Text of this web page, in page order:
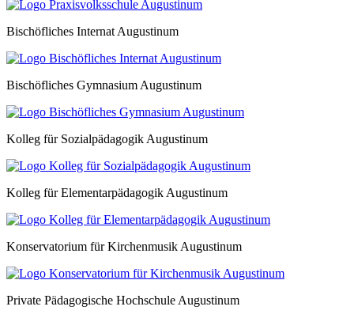
Bischöfliches Internat Augustinum
Bischöfliches Gymnasium Augustinum
Kolleg für Sozialpädagogik Augustinum
Kolleg für Elementarpädagogik Augustinum
Konservatorium für Kirchenmusik Augustinum
Private Pädagogische Hochschule Augustinum